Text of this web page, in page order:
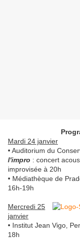
Mardi 24 janvier
• Auditorium du
l'impro : concert
improvisée à 20h
• Médiathèque de
16h-19h
Mercredi 25
janvier
• Institut Jean Vigo,
18h